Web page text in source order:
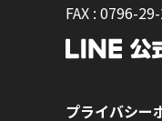
FAX : 0796-
プライバシー